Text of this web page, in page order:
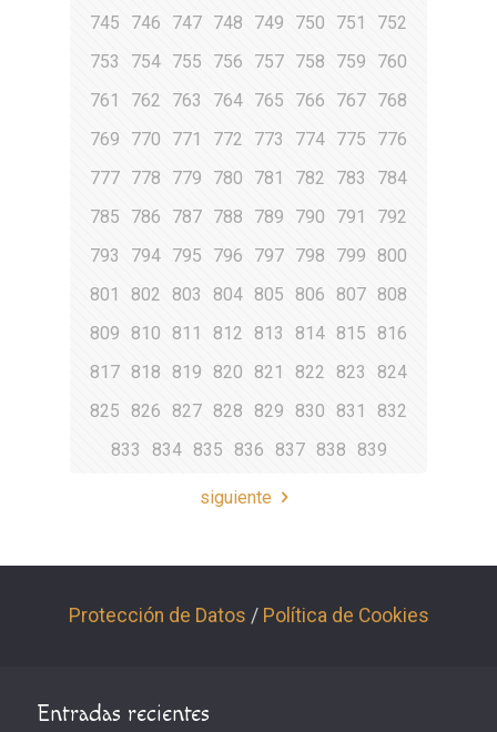
745
746 747 748 749 750 751
752
753
754 755 756 757 758 759
760
761
762 763 764 765 766 767 768
769
770 771 772 773 774 775
776
777 778 779 780 781 782 783
784
785
786 787 788 789 790 791
792
793
794 795 796 797 798 799
800
801
802 803 804 805 806 807 808
809
810 811 812 813 814 815
816
817 818 819 820 821 822 823
824
825
826 827 828 829 830 831
832
833
834 835 836 837 838 839
siguiente
Protección de Datos / Política de Cookies
Entradas recientes